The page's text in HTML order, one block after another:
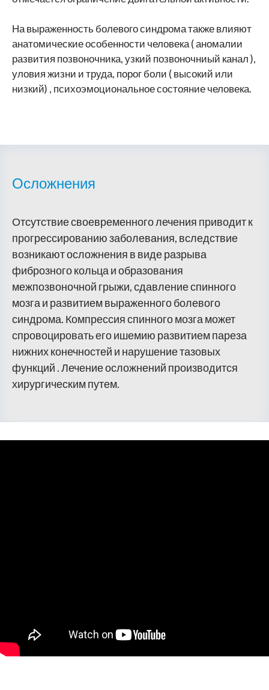
На выраженность болевого синдрома также влияют
анатомические особенности человека ( аномалии
развития позвоночника, узкий позвоночниый канал ),
уловия жизни и труда, порог боли ( высокий или
низкий) , психоэмоциональное состояние человека.
Осложнения
Отсутствие своевременного лечения приводит к
прогрессированию заболевания, вследствие
возникают осложнения в виде разрыва
фиброзного кольца и образования
межпозвоночной грыжи, сдавление спинного
мозга и развитием выраженного болевого
синдрома. Компрессия спинного мозга может
спровоцировать его ишемию развитием пареза
нижних конечностей и нарушение тазовых
функций . Лечение осложнений производится
хирургическим путем.